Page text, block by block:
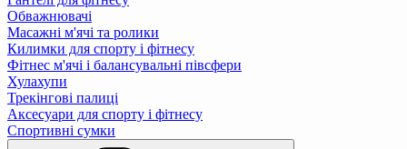
Обважнювачі
Масажні м'ячі та ролики
Килимки для спорту і фітнесу
Фітнес м'ячі і балансувальні півсфери
Хулахупи
Трекінгові палиці
Аксесуари для спорту і фітнесу
Спортивні сумки